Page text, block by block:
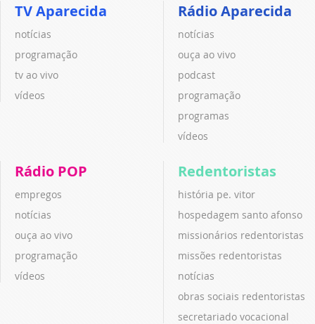
TV Aparecida
notícias
programação
tv ao vivo
vídeos
Rádio Aparecida
notícias
ouça ao vivo
podcast
programação
programas
vídeos
Rádio POP
empregos
notícias
ouça ao vivo
programação
vídeos
Redentoristas
história pe. vitor
hospedagem santo afonso
missionários redentoristas
missões redentoristas
notícias
obras sociais redentoristas
secretariado vocacional